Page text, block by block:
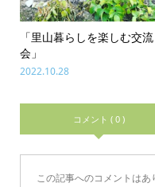
「里山暮らしを楽しむ交流
会」
2022.10.28
コメント ( 0 )
この記事へのコメントはあ